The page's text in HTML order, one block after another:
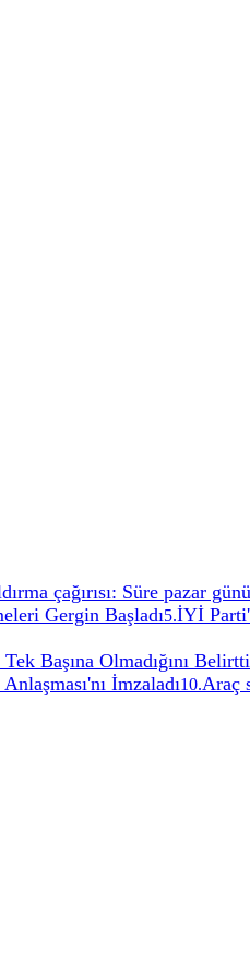
çağırısı: Süre pazar
Gergin Başladı5.İYİ
Başına Olmadığını Belirtti
İmzaladı10.Araç